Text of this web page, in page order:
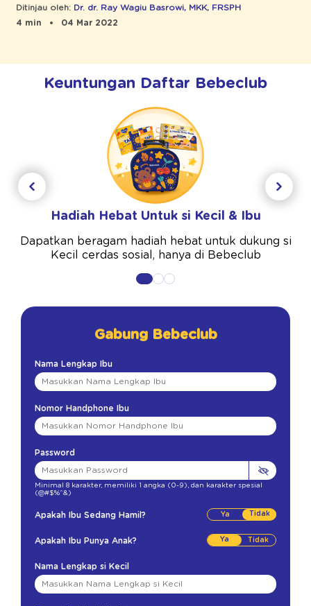
Ditinjau oleh: Dr. dr. Ray Wagiu Basrowi, MKK, FRSPH
4 min
04 Mar 2022
Keuntungan Daftar Bebeclub
Hadiah Hebat Untuk si Kecil & Ibu
Dapatkan beragam hadiah hebat untuk dukung si
Kecil cerdas sosial, hanya di Bebeclub
Gabung Bebeclub
Nama Lengkap Ibu
Nomor Handphone Ibu
Password
Minimal 8 karakter, memiliki 1 angka (0-9) , dan karakter spesial
(@#$%^&)
Apakah Ibu Sedang Hamil? Tidak
Apakah Ibu Punya Anak? Ya
Nama Lengkap si Kecil